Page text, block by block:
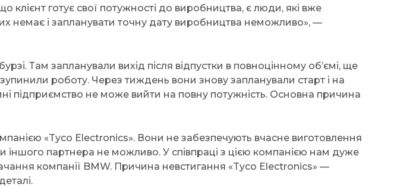
клієнт готує свої потужності до виробництва, є люди, які вже
немає і запланувати точну дату виробництва неможливо», —
Там запланували вихід після відпустки в повноцінному об’ємі, ще
роботу. Через тиждень вони знову запланували старт і на
підприємство не може вийти на повну потужність. Основна причина
«Tyco Electronics». Вони не забезпечують вчасне виготовлення
іншого партнера не можливо. У співпраці з цією компанією нам дуже
компанії BMW. Причина невстигання «Tyco Electronics» —